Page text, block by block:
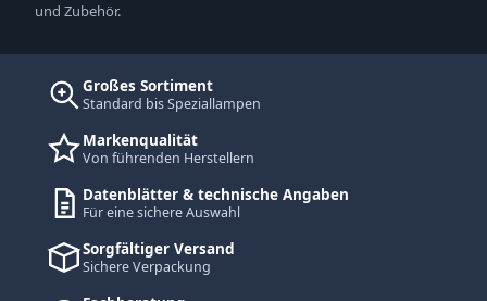
und Zubehör.
Großes Sortiment
Standard bis Speziallampen
Markenqualität
Von führenden Herstellern
Datenblätter & technische Angaben
Für eine sichere Auswahl
Sorgfältiger Versand
Sichere Verpackung